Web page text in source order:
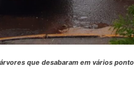
que desabaram em vários